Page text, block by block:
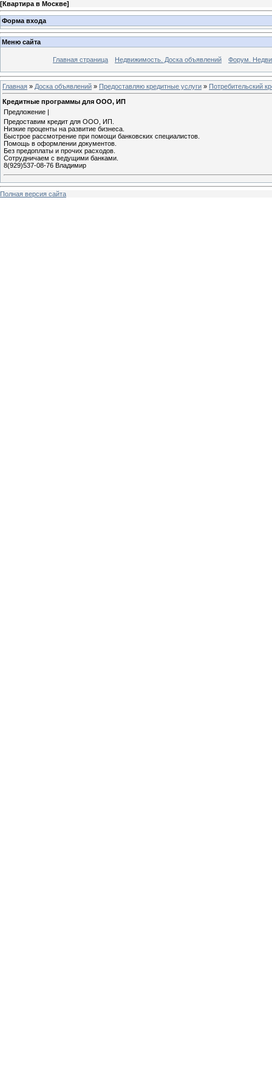
[Квартира в Москве]
Форма входа
Меню сайта
Главная страница Недвижимость. Доска объявлений Форум.
Главная » Доска объявлений » Предоставляю кредитные услуги » Потребительский
Кредитные программы для ООО, ИП
Предложение |
Предоставим кредит для ООО, ИП.
Низкие проценты на развитие бизнеса.
Быстрое рассмотрение при помощи банковских специалистов.
Помощь в оформлении документов.
Без предоплаты и прочих расходов.
Сотрудничаем с ведущими банками.
8(929)537-08-76 Владимир
Полная версия сайта